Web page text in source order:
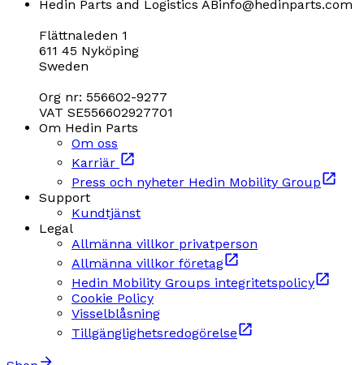
Hedin Parts and Logistics ABinfo@hedinparts.com
Flättnaleden 1
611 45 Nyköping
Sweden
Org nr: 556602-9277
VAT SE556602927701
Om Hedin Parts
Om oss
Karriär
Press och nyheter Hedin Mobility Group
Support
Kundtjänst
Legal
Allmänna villkor privatperson
Allmänna villkor företag
Hedin Mobility Groups integritetspolicy
Cookie Policy
Visselblåsning
Tillgänglighetsredogörelse